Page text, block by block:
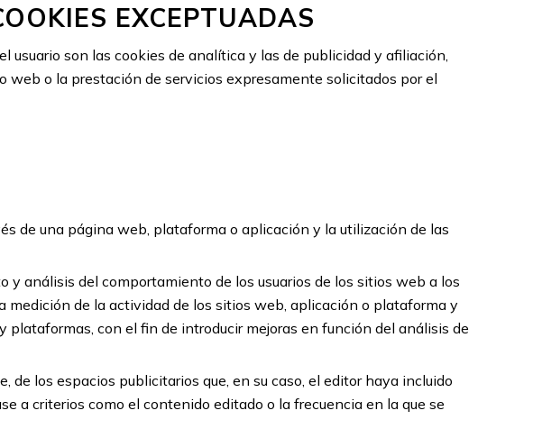
EXCEPTUADAS
usuario son las cookies de analítica y las de publicidad y afiliación,
o la prestación de servicios expresamente solicitados por el
de una página web, plataforma o aplicación y la utilización de las
y análisis del comportamiento de los usuarios de los sitios web a los
de la actividad de los sitios web, aplicación o plataforma y
con el fin de introducir mejoras en función del análisis de
los espacios publicitarios que, en su caso, el editor haya incluido
a criterios como el contenido editado o la frecuencia en la que se